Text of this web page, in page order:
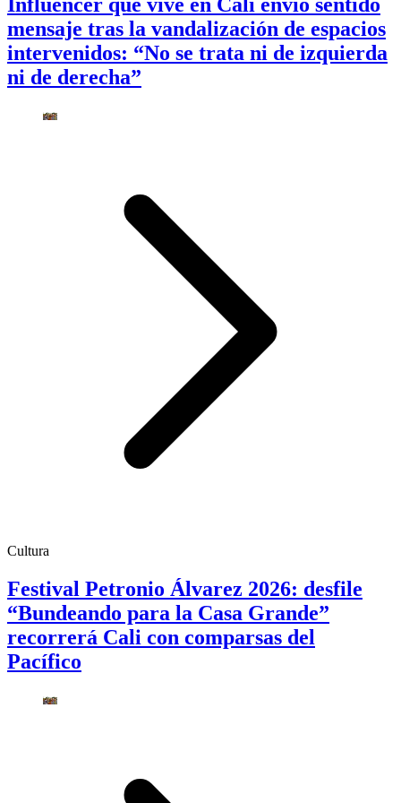
mensaje tras la vandalización de espacios
intervenidos: “No se trata ni de izquierda
ni de derecha”
Cultura
Festival Petronio Álvarez 2026: desfile
“Bundeando para la Casa Grande”
recorrerá Cali con comparsas del
Pacífico